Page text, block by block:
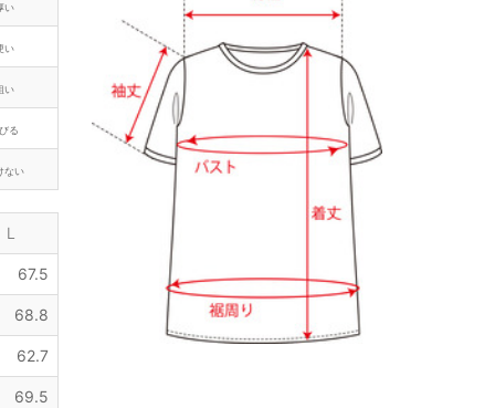
い
い
い
る
ない
L
67.5
68.8
62.7
69.5